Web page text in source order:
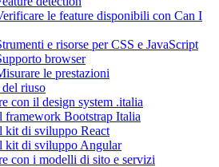
le feature disponibili con Can I
e risorse per CSS e JavaScript
browser
le prestazioni
riuso
con il design system .italia
framework Bootstrap Italia
kit di sviluppo React
kit di sviluppo Angular
con i modelli di sito e servizi